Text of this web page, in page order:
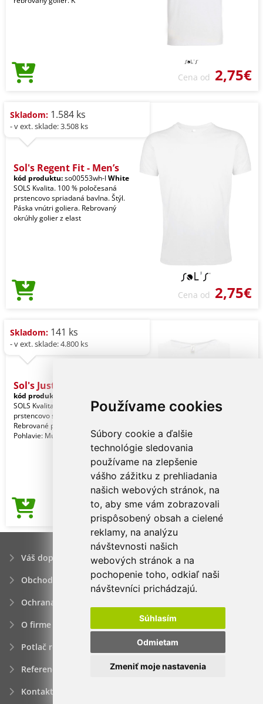
Používame cookies
Súbory cookie a ďalšie
technológie sledovania
používame na zlepšenie
vášho zážitku z prehliadania
našich webových stránok, na
to, aby sme vám zobrazovali
prispôsobený obsah a cielené
reklamy, na analýzu
návštevnosti našich
webových stránok a na
pochopenie toho, odkiaľ naši
návštevníci prichádzajú.
Súhlasím
Odmietam
Zmeniť moje nastavenia
Cena od 2,75€
Skladom: 1.584 ks
- v ext. sklade: 3.508 ks
Sol's Regent Fit - Men’s
kód produktu:so00553wh-l White
SOLS Kvalita. 100 % poločesaná
prstencovo spriadaná bavlna. Štýl.
Páska vnútri goliera. Rebrovaný
okrúhly golier z elast
Cena od 2,75€
Skladom: 141 ks
- v ext. sklade: 4.800 ks
Sol's Justin - Men's
kód produktu:
SOLS Kvalita. 100 % poločesaná
prstencovo spriadaná bavlna. Štýl.
Rebrované previazanie. Rúrkový.
Pohlavie: Muži
Cena od 2,86€
Váš dopyt
Obchodné podmienky
Ochrana osobných údajov
O firme
Potlač reklamných predmetov
Referencie
Kontakt